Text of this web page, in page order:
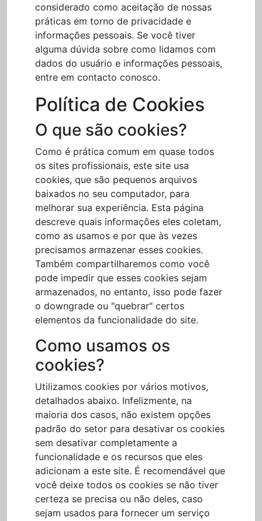
considerado como aceitação de nossas
práticas em torno de privacidade e
informações pessoais. Se você tiver
alguma dúvida sobre como lidamos com
dados do usuário e informações pessoais,
entre em contacto conosco.
Política de Cookies
O que são cookies?
Como é prática comum em quase todos
os sites profissionais, este site usa
cookies, que são pequenos arquivos
baixados no seu computador, para
melhorar sua experiência. Esta página
descreve quais informações eles coletam,
como as usamos e por que às vezes
precisamos armazenar esses cookies.
Também compartilharemos como você
pode impedir que esses cookies sejam
armazenados, no entanto, isso pode fazer
o downgrade ou "quebrar" certos
elementos da funcionalidade do site.
Como usamos os
cookies?
Utilizamos cookies por vários motivos,
detalhados abaixo. Infelizmente, na
maioria dos casos, não existem opções
padrão do setor para desativar os cookies
sem desativar completamente a
funcionalidade e os recursos que eles
adicionam a este site. É recomendável que
você deixe todos os cookies se não tiver
certeza se precisa ou não deles, caso
sejam usados para fornecer um serviço